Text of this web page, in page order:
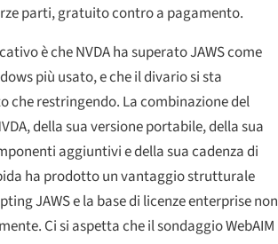
parti, gratuito contro a pagamento.
è che NVDA ha superato JAWS come
più usato, e che il divario si sta
che restringendo. La combinazione del
della sua versione portabile, della sua
aggiuntivi e della sua cadenza di
ha prodotto un vantaggio strutturale
JAWS e la base di licenze enterprise non
Ci si aspetta che il sondaggio WebAIM